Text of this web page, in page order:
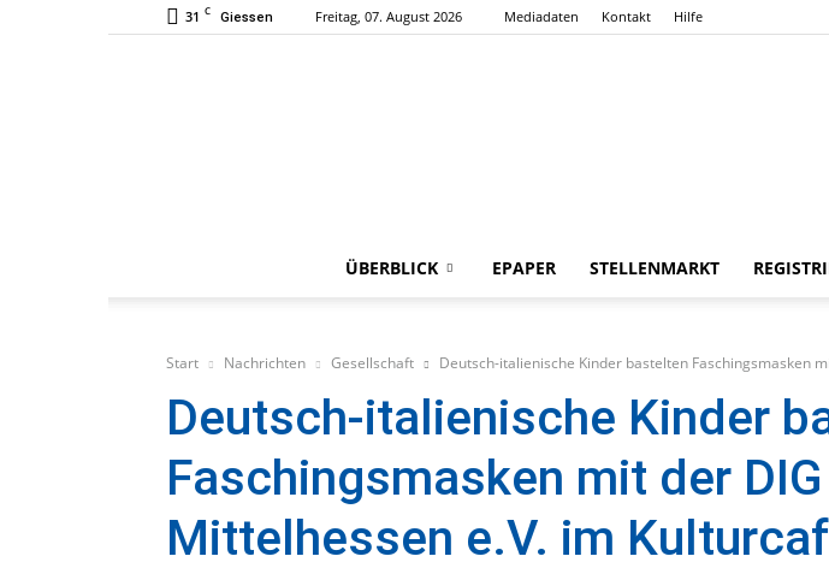
31 C Giessen Freitag, 07. August 2026 Mediadaten Kontakt Hilfe
ÜBERBLICK EPAPER STELLENMARKT
Start Nachrichten Gesellschaft Deutsch-italienische Kinder bastelten Faschingsmasken
Deutsch-italienische Kinder
Faschingsmasken mit der DIG
Mittelhessen e.V. im